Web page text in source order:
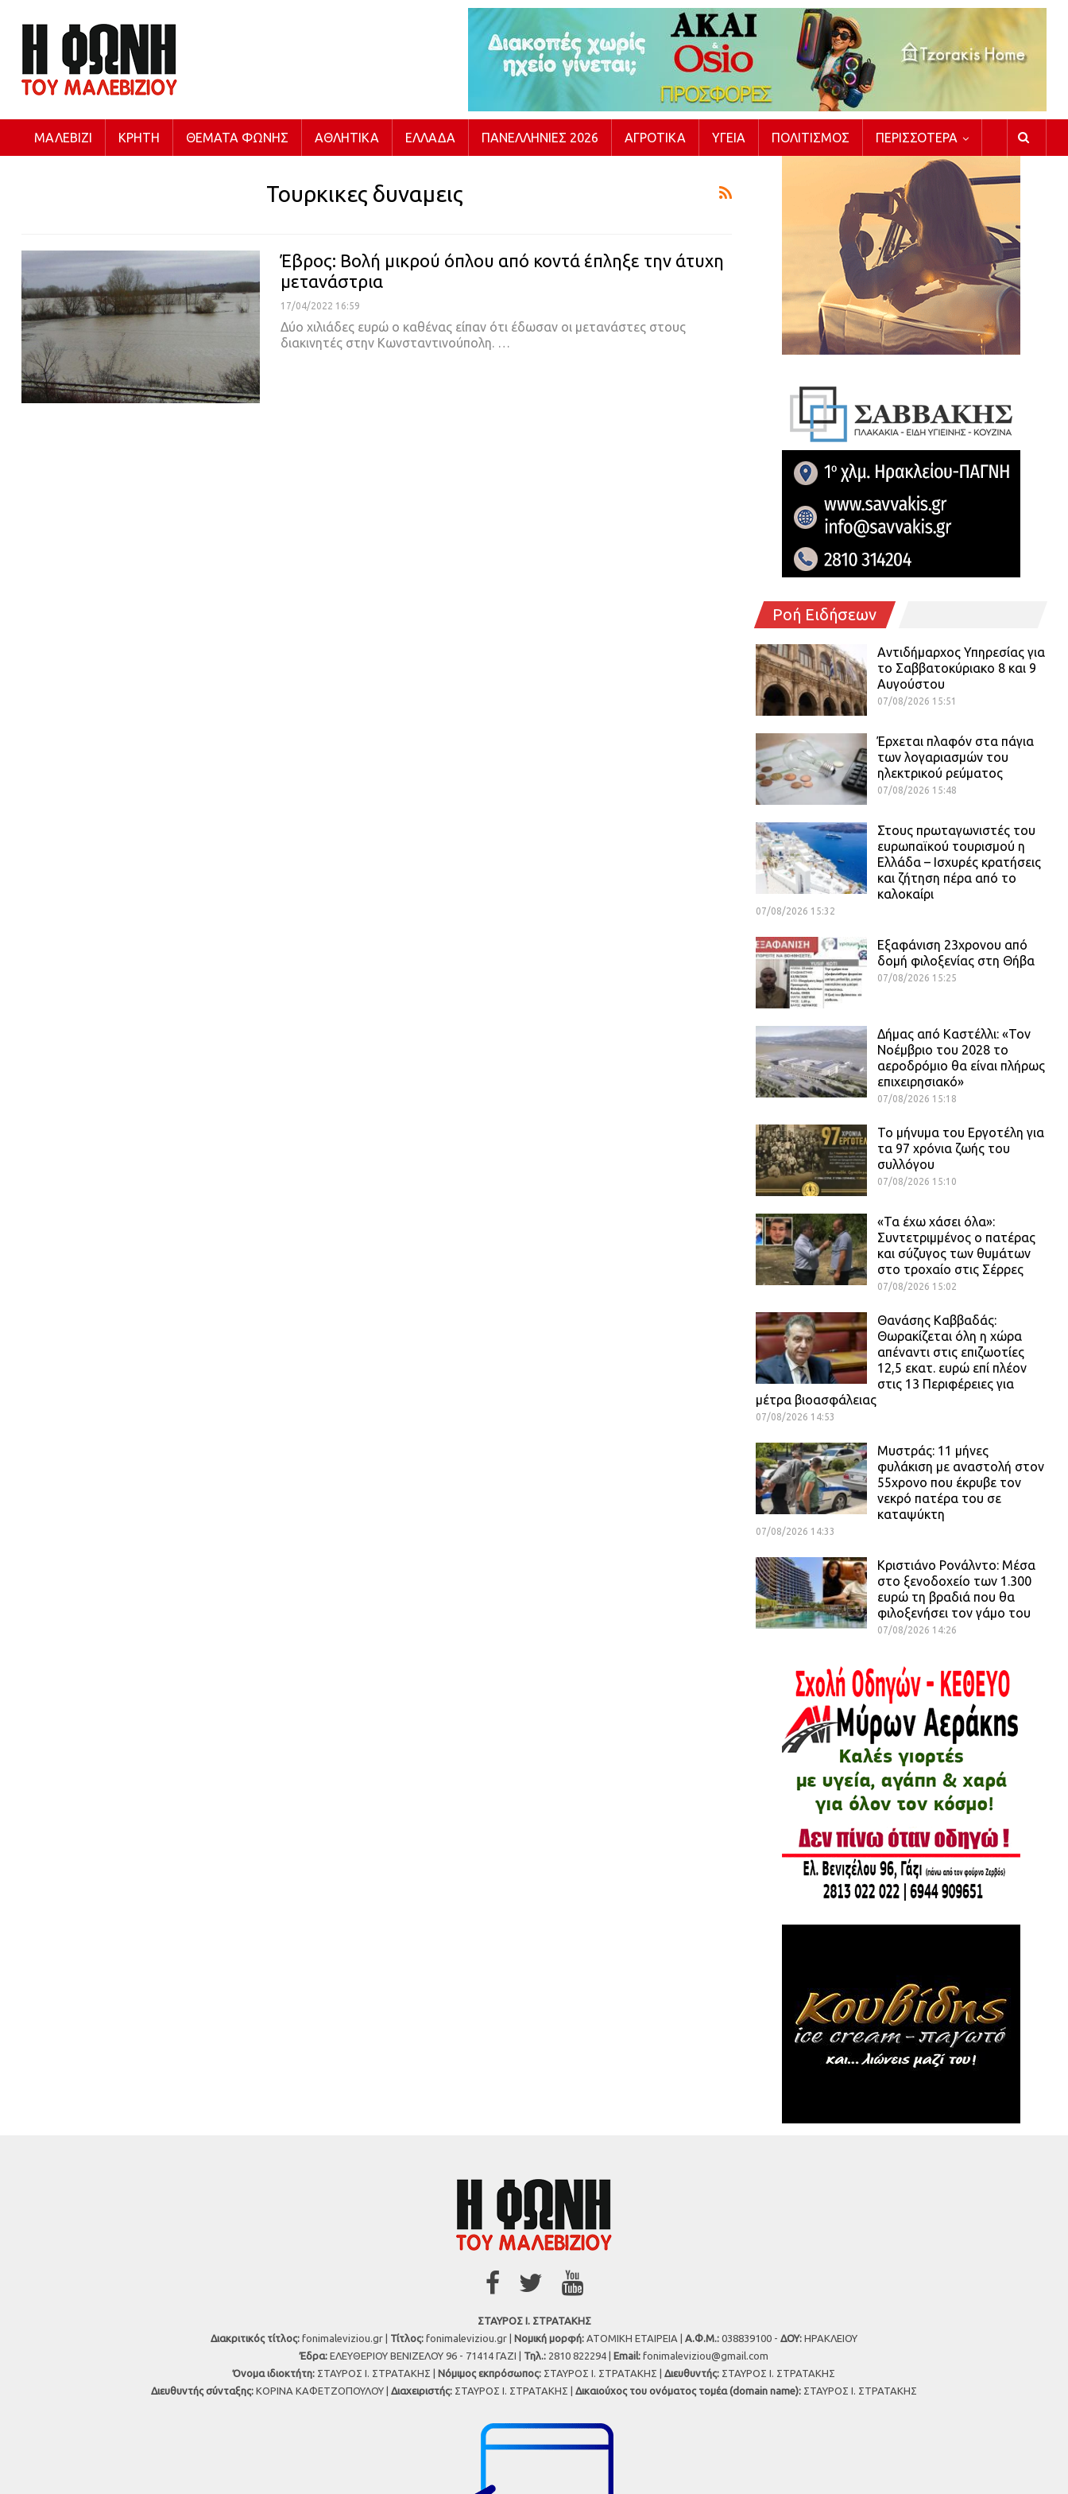
ΜΑΛΕΒΊΖΙ ΚΡΉΤΗ ΘΈΜΑΤΑ ΦΩΝΉΣ ΑΘΛΗΤΙΚΆ ΕΛΛΆΔΑ ΠΑΝΕΛΛΉΝΙΕΣ 2026 ΑΓΡΟΤΙΚΆ ΥΓΕΊΑ ΠΟΛΙΤΙΣΜΌΣ ΠΕΡΙΣΣΌΤΕΡΑ
Τουρκικες δυναμεις
Έβρος: Βολή μικρού όπλου από κοντά έπληξε την άτυχη
μετανάστρια
17/04/2022 16:59
Δύο χιλιάδες ευρώ ο καθένας είπαν ότι έδωσαν οι μετανάστες στους
διακινητές στην Κωνσταντινούπολη. …
Ροή Ειδήσεων
Αντιδήμαρχος Υπηρεσίας για
το Σαββατοκύριακο 8 και 9
Αυγούστου
07/08/2026 15:51
Έρχεται πλαφόν στα πάγια
των λογαριασμών του
ηλεκτρικού ρεύματος
07/08/2026 15:48
Στους πρωταγωνιστές του
ευρωπαϊκού τουρισμού η
Ελλάδα – Ισχυρές κρατήσεις
και ζήτηση πέρα από το
καλοκαίρι
07/08/2026 15:32
Εξαφάνιση 23χρονου από
δομή φιλοξενίας στη Θήβα
07/08/2026 15:25
Δήμας από Καστέλλι: «Τον
Νοέμβριο του 2028 το
αεροδρόμιο θα είναι πλήρως
επιχειρησιακό»
07/08/2026 15:18
Το μήνυμα του Εργοτέλη για
τα 97 χρόνια ζωής του
συλλόγου
07/08/2026 15:10
«Τα έχω χάσει όλα»:
Συντετριμμένος ο πατέρας
και σύζυγος των θυμάτων
στο τροχαίο στις Σέρρες
07/08/2026 15:02
Θανάσης Καββαδάς:
Θωρακίζεται όλη η χώρα
απέναντι στις επιζωοτίες
12,5 εκατ. ευρώ επί πλέον
στις 13 Περιφέρειες για
μέτρα βιοασφάλειας
07/08/2026 14:53
Μυστράς: 11 μήνες
φυλάκιση με αναστολή στον
55χρονο που έκρυβε τον
νεκρό πατέρα του σε
καταψύκτη
07/08/2026 14:33
Κριστιάνο Ρονάλντο: Μέσα
στο ξενοδοχείο των 1.300
ευρώ τη βραδιά που θα
φιλοξενήσει τον γάμο του
07/08/2026 14:26
ΣΤΑΥΡΟΣ Ι. ΣΤΡΑΤΑΚΗΣ
Διακριτικός τίτλος: fonimaleviziou.gr | Τίτλος: fonimaleviziou.gr | Νομική μορφή: ΑΤΟΜΙΚΗ ΕΤΑΙΡΕΙΑ | Α.Φ.Μ.: 038839100 - ΔΟΥ: ΗΡΑΚΛΕΙΟΥ
Έδρα: ΕΛΕΥΘΕΡΙΟΥ ΒΕΝΙΖΕΛΟΥ 96 - 71414 ΓΑΖΙ | Τηλ.: 2810 822294 | Εmail: fonimaleviziou@gmail.com
Όνομα ιδιοκτήτη: ΣΤΑΥΡΟΣ Ι. ΣΤΡΑΤΑΚΗΣ | Νόμιμος εκπρόσωπος: ΣΤΑΥΡΟΣ Ι. ΣΤΡΑΤΑΚΗΣ | Διευθυντής: ΣΤΑΥΡΟΣ Ι. ΣΤΡΑΤΑΚΗΣ
Διευθυντής σύνταξης: ΚΟΡΙΝΑ ΚΑΦΕΤΖΟΠΟΥΛΟΥ | Διαχειριστής: ΣΤΑΥΡΟΣ Ι. ΣΤΡΑΤΑΚΗΣ | Δικαιούχος του ονόματος τομέα (domain name): ΣΤΑΥΡΟΣ Ι. ΣΤΡΑΤΑΚΗΣ